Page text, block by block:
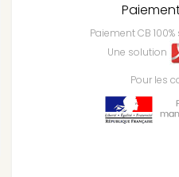
Paiement CB
Une solution
Pour les